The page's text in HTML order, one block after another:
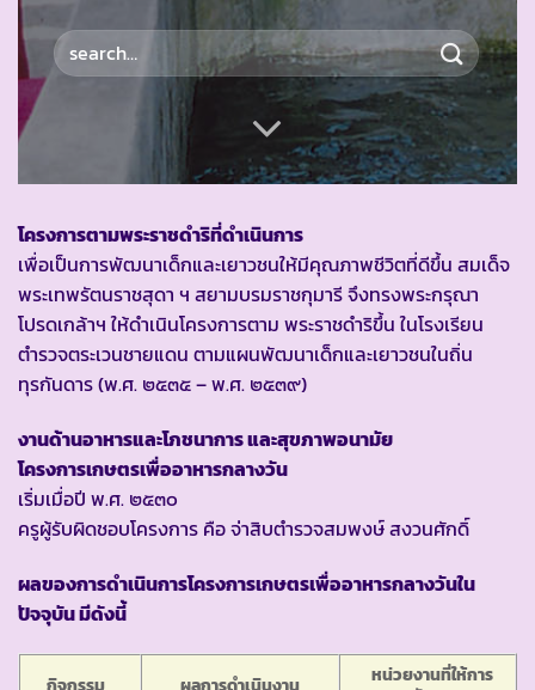
โครงการตามพระราชดำริที่ดำเนินการ
เพื่อเป็นการพัฒนาเด็กและเยาวชนให้มีคุณภาพชีวิตที่ดีขึ้น สมเด็จ
พระเทพรัตนราชสุดา ฯ สยามบรมราชกุมารี จึงทรงพระกรุณา
โปรดเกล้าฯ ให้ดำเนินโครงการตาม พระราชดำริขึ้น ในโรงเรียน
ตำรวจตระเวนชายแดน ตามแผนพัฒนาเด็กและเยาวชนในถิ่น
ทุรกันดาร (พ.ศ. ๒๕๓๕ – พ.ศ. ๒๕๓๙)
งานด้านอาหารและโภชนาการ และสุขภาพอนามัย
โครงการเกษตรเพื่ออาหารกลางวัน
เริ่มเมื่อปี พ.ศ. ๒๕๓๐
ครูผู้รับผิดชอบโครงการ คือ จ่าสิบตำรวจสมพงษ์ สงวนศักดิ์
ผลของการดำเนินการโครงการเกษตรเพื่ออาหารกลางวันใน
ปัจจุบัน มีดังนี้
หน่วยงานที่ให้การ